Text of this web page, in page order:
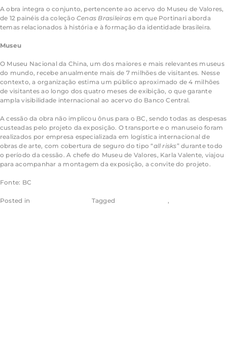
A obra integra o conjunto, pertencente ao acervo do Museu de Valores,
de 12 painéis da coleção Cenas Brasileirasem que Portinari aborda
temas relacionados à história e à formação da identidade brasileira.
Museu
O Museu Nacional da China, um dos maiores e mais relevantes museus
do mundo, recebe anualmente mais de 7 milhões de visitantes. Nesse
contexto, a organização estima um público aproximado de 4 milhões
de visitantes ao longo dos quatro meses de exibição, o que garante
ampla visibilidade internacional ao acervo do Banco Central.
A cessão da obra não implicou ônus para o BC, sendo todas as despesas
custeadas pelo projeto da exposição. O transporte e o manuseio foram
realizados por empresa especializada em logística internacional de
obras de arte, com cobertura de seguro do tipo “all risks” durante todo
o período da cessão. A chefe do Museu de Valores, Karla Valente, viajou
para acompanhar a montagem da exposição, a convite do projeto.
Fonte: BC
Posted in Tagged ,